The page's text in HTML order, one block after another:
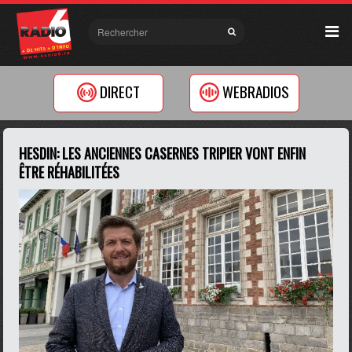
DIRECT WEBRADIOS
HESDIN: LES ANCIENNES CASERNES TRIPIER VONT ENFIN
ÊTRE RÉHABILITÉES